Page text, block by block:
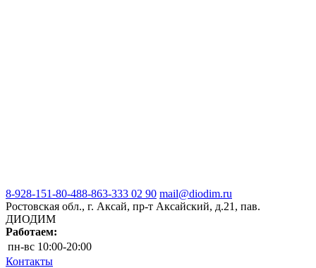
8-928-151-80-488-863-333 02 90 mail@diodim.ru
Ростовская обл., г. Аксай, пр-т Аксайский, д.21, пав.
ДИОДИМ
Работаем:
пн-вс 10:00-20:00
Контакты